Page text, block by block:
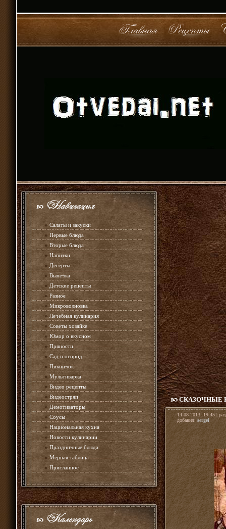
» Салаты и закуски
» Первые блюда
» Вторые блюда
» Напитки
»Десерты
» Выпечка
» Детские рецепты
» Разное
» Микроволновка
» Лечебная кулинария
» Советы хозяйке
» Юмор о вкусном
» Пряности
» Сад и огород
» Пикничок
» Мультиварка
» Видео рецепты
» Видеостряп
» Демотиваторы
» Соусы
» Национальная кухня
» Новости кулинарии
» Праздничные блюда
» Мерная таблица
» Присланное
СКАЗОЧНЫЕ
14-08-2013, 19:45 |
добавил: sergei